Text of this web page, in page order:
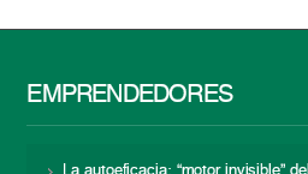
EMPRENDEDORES